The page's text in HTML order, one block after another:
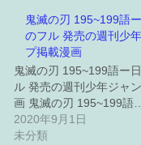
鬼滅の刃 195~199語
のフル 発売の週刊少
プ掲載漫画
鬼滅の刃 195~199語ー
ル 発売の週刊少年ジャ
画 鬼滅の刃 195~199語…
2020年9月1日
未分類